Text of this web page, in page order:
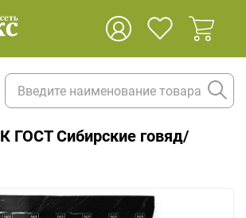
ГОСТ Сибирские говяд/